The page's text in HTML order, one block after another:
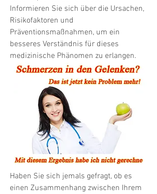
Informieren Sie sich über die Ursachen,
Risikofaktoren und
Präventionsmaßnahmen, um ein
besseres Verständnis für dieses
medizinische Phänomen zu erlangen.
Haben Sie sich jemals gefragt, ob es
einen Zusammenhang zwischen Ihrem